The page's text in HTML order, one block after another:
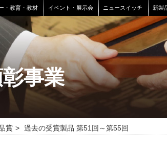
・教育・教材 イベント・展示会 ニュースイッチ 新製
事業
賞 過去の受賞製品 第51回～第55回